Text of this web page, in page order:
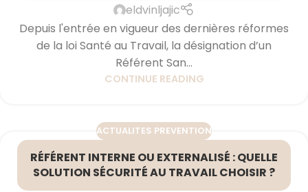
eldvinljajic
Depuis l'entrée en vigueur des dernières réformes
de la loi Santé au Travail, la désignation d’un
Référent San...
CONTINUE READING
ACTUALITES PREVENTION
RÉFÉRENT INTERNE OU EXTERNALISÉ : QUELLE
SOLUTION SÉCURITÉ AU TRAVAIL CHOISIR ?